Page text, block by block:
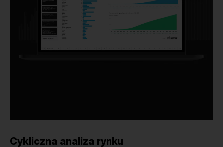
Cykliczna analiza rynku